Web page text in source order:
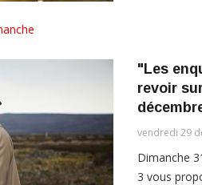
"Les
revoir
vendredi 29
Dimanche
3 vous